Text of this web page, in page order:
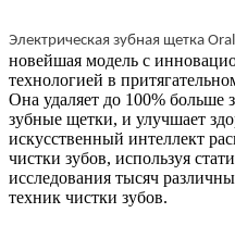
Электрическая зубная щетка
новейшая модель с
технологией в
Она удаляет до 100% больше
зубные щетки, и улучшает
искусственный интеллект
чистки зубов, используя
исследования тысяч
техник чистки зубов.